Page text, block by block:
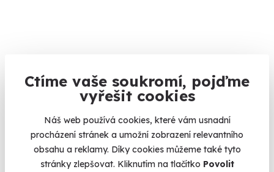
Ctíme vaše soukromí, pojďme
vyřešit cookies
Náš web používá cookies, které vám usnadní
procházení stránek a umožní zobrazení relevantního
obsahu a reklamy. Díky cookies můžeme také tyto
stránky zlepšovat. Kliknutím na tlačítko Povolit
Jízda na okruhu ve sportovní Toyotě
Šlápněte do pedálů Toyotě GR86 nebo Toyotě GR Yaris
Česká Lípa (Autodrom Sosnová)
(+ 4 další lokality)